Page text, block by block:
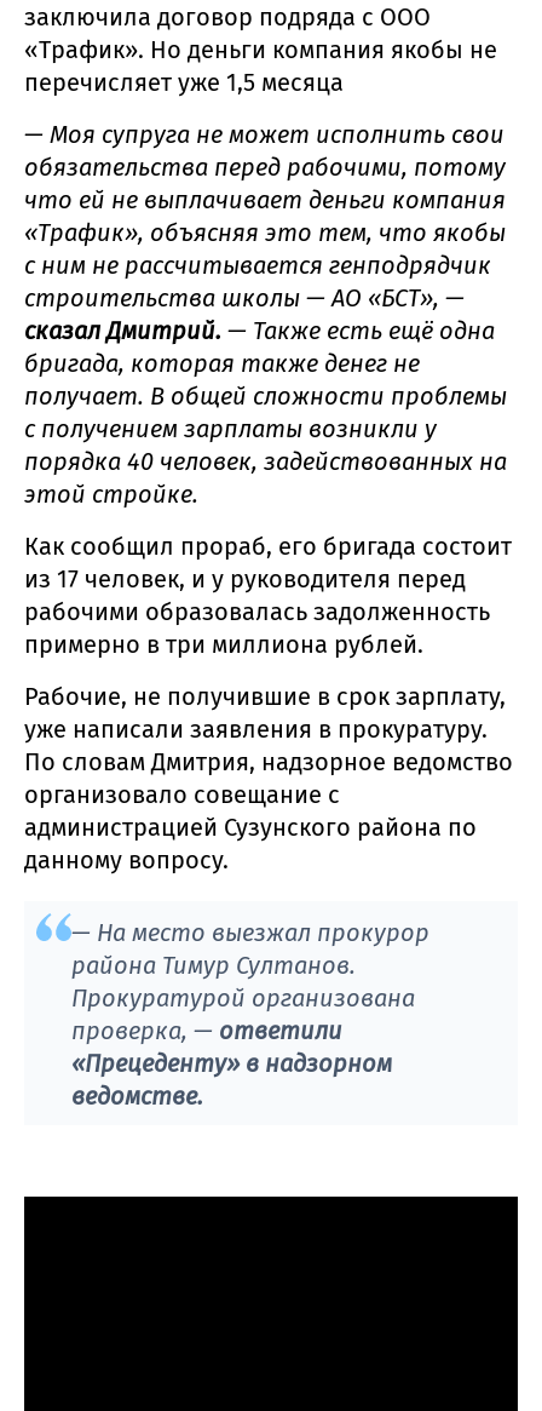
заключила договор подряда с ООО
«Трафик». Но деньги компания якобы не
перечисляет уже 1,5 месяца
— Моя супруга не может исполнить свои
обязательства перед рабочими, потому
что ей не выплачивает деньги компания
«Трафик», объясняя это тем, что якобы
с ним не рассчитывается генподрядчик
строительства школы — АО «БСТ», —
сказал Дмитрий. — Также есть ещё одна
бригада, которая также денег не
получает. В общей сложности проблемы
с получением зарплаты возникли у
порядка 40 человек, задействованных на
этой стройке.
Как сообщил прораб, его бригада состоит
из 17 человек, и у руководителя перед
рабочими образовалась задолженность
примерно в три миллиона рублей.
Рабочие, не получившие в срок зарплату,
уже написали заявления в прокуратуру.
По словам Дмитрия, надзорное ведомство
организовало совещание с
администрацией Сузунского района по
данному вопросу.
— На место выезжал прокурор
района Тимур Султанов.
Прокуратурой организована
проверка, — ответили
«Прецеденту» в надзорном
ведомстве.